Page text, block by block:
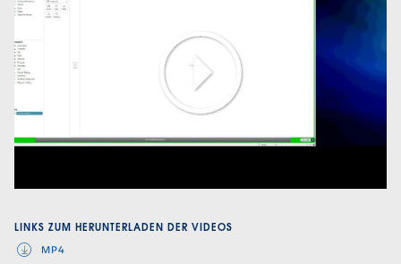
Play
Video
LINKS ZUM HERUNTERLADEN DER VIDEOS
MP4